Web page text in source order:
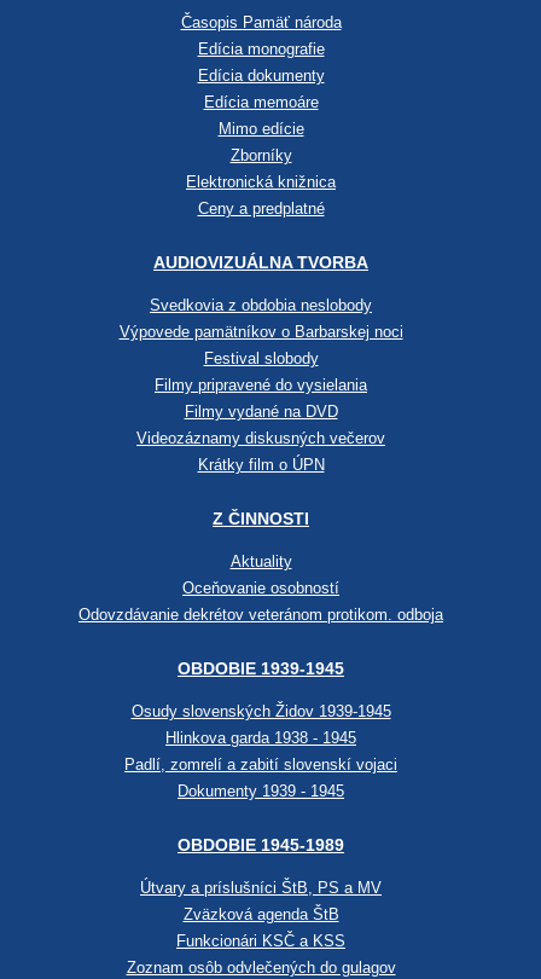
Časopis Pamäť národa
Edícia monografie
Edícia dokumenty
Edícia memoáre
Mimo edície
Zborníky
Elektronická knižnica
Ceny a predplatné
AUDIOVIZUÁLNA TVORBA
Svedkovia z obdobia neslobody
Výpovede pamätníkov o Barbarskej noci
Festival slobody
Filmy pripravené do vysielania
Filmy vydané na DVD
Videozáznamy diskusných večerov
Krátky film o ÚPN
Z ČINNOSTI
Aktuality
Oceňovanie osobností
Odovzdávanie dekrétov veteránom protikom. odboja
OBDOBIE 1939-1945
Osudy slovenských Židov 1939-1945
Hlinkova garda 1938 - 1945
Padlí, zomrelí a zabití slovenskí vojaci
Dokumenty 1939 - 1945
OBDOBIE 1945-1989
Útvary a príslušníci ŠtB, PS a MV
Zväzková agenda ŠtB
Funkcionári KSČ a KSS
Zoznam osôb odvlečených do gulagov